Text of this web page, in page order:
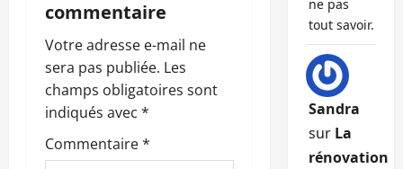
o
n
d
’
commentaire
Votre adresse e-mail ne
sera pas publiée. Les
champs obligatoires sont
indiqués avec *
Commentaire*
ne pas
tout savoir.
Sandra
sur La
rénovation